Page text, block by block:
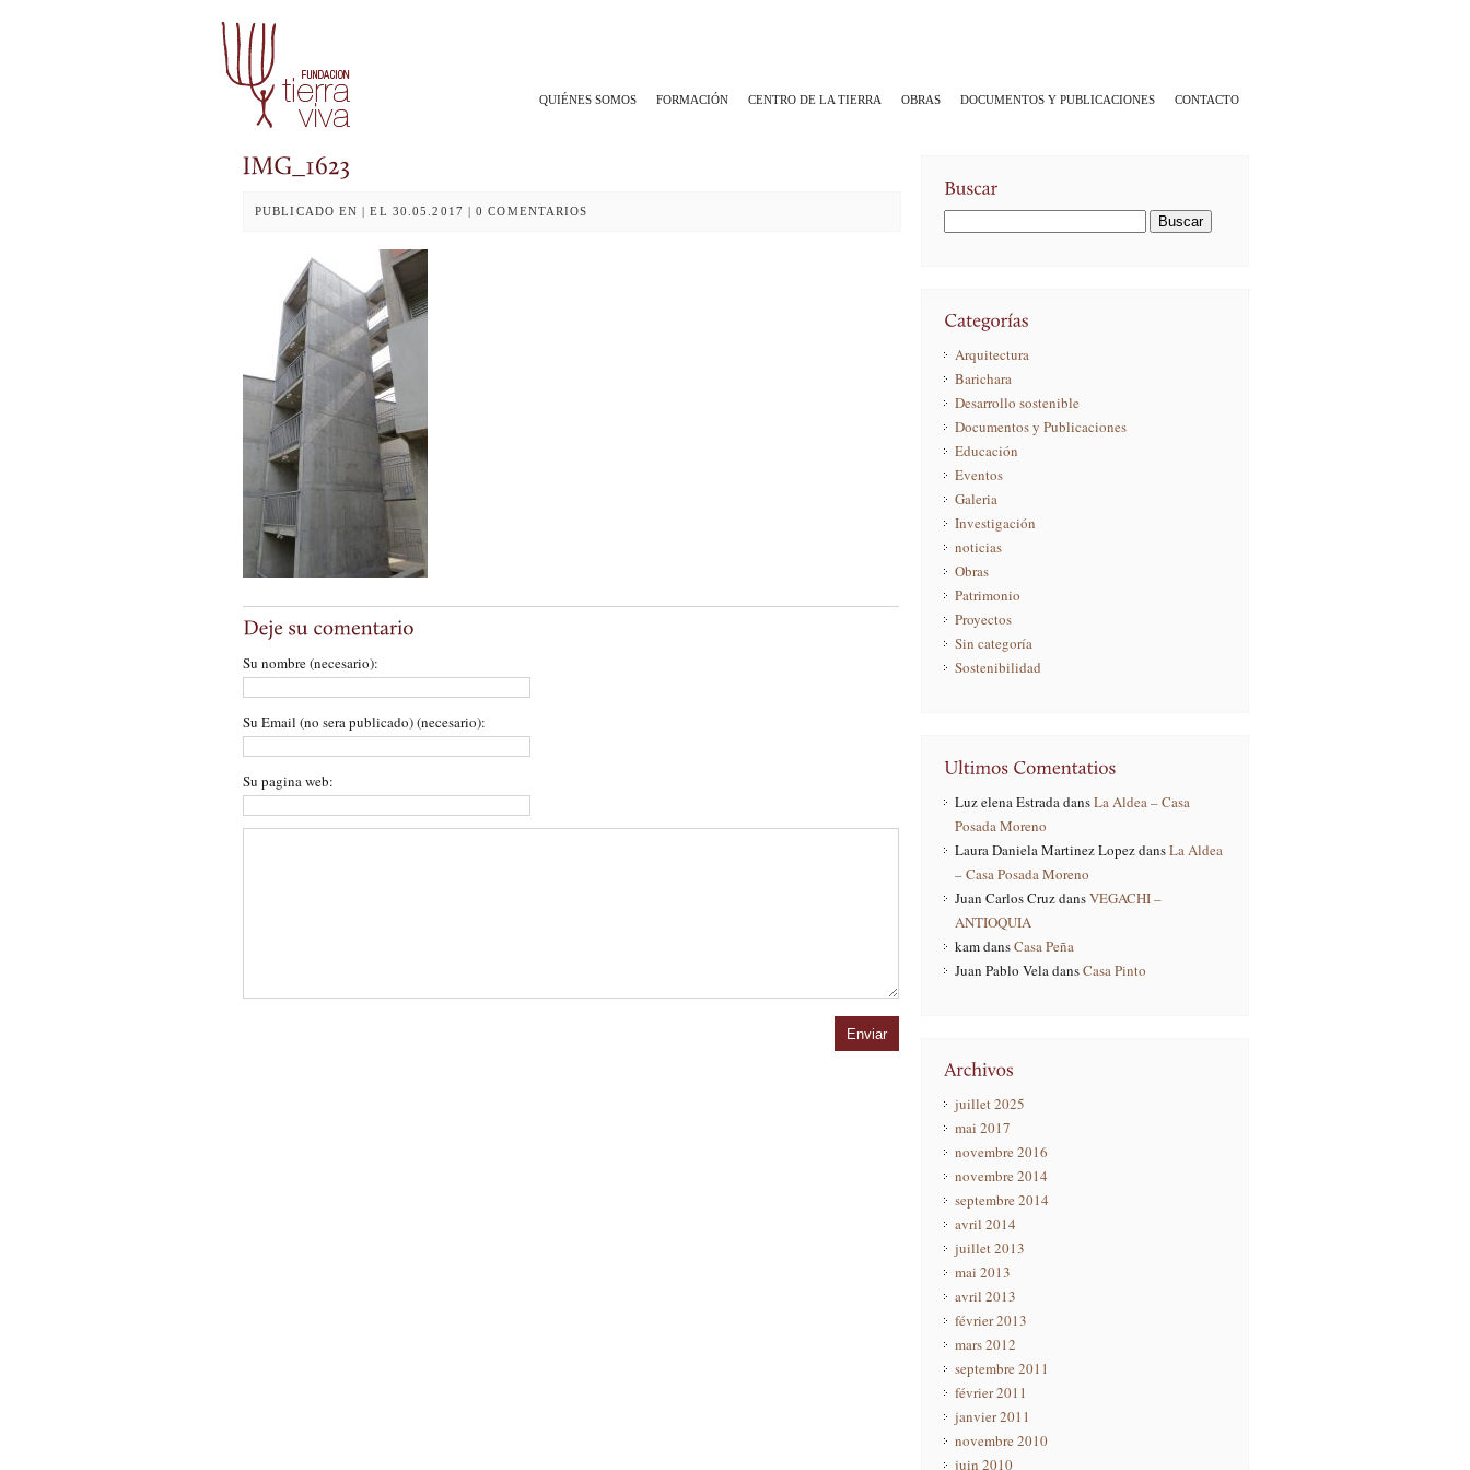
QUIÉNES SOMOS FORMACIÓN CENTRO DE LA TIERRA OBRAS DOCUMENTOS Y PUBLICACIONES CONTACTO
PUBLICADO EN | EL 30.05.2017 | 0 COMENTARIOS
Su nombre (necesario):
Su Email (no sera publicado) (necesario):
Su pagina web:
Arquitectura
Barichara
Desarrollo sostenible
Documentos y Publicaciones
Educación
Eventos
Galeria
Investigación
noticias
Obras
Patrimonio
Proyectos
Sin categoría
Sostenibilidad
Luz elena EstradadansLa Aldea – Casa
Posada Moreno
Laura Daniela Martinez LopezdansLa Aldea
– Casa Posada Moreno
Juan Carlos CruzdansVEGACHI –
ANTIOQUIA
kamdansCasa Peña
Juan Pablo VeladansCasa Pinto
juillet 2025
mai 2017
novembre 2016
novembre 2014
septembre 2014
avril 2014
juillet 2013
mai 2013
avril 2013
février 2013
mars 2012
septembre 2011
février 2011
janvier 2011
novembre 2010
juin 2010